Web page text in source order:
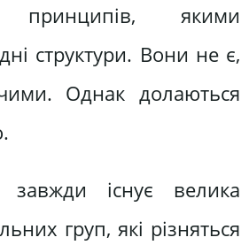
принципів, якими
структури. Вони не є,
Однак долаються
завжди існує велика
груп, які різняться